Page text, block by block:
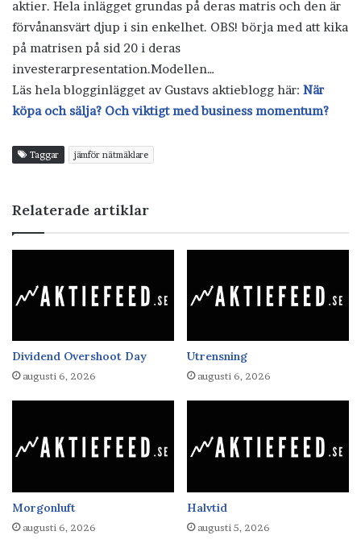
aktier. Hela inlägget grundas på deras matris och den är
förvånansvärt djup i sin enkelhet. OBS! börja med att kika
på matrisen på sid 20 i deras
investerarpresentation.Modellen…
Läs hela blogginlägget av Gustavs aktieblogg här: När
köpa och sälja? Och viktigt med business momentum?
Taggar jämför nätmäklare
Relaterade artiklar
Dividend Overshoot Day
augusti 6, 2026
Utrensning
augusti 6, 2026
Morgonluft
augusti 6, 2026
Halvtid
augusti 5, 2026